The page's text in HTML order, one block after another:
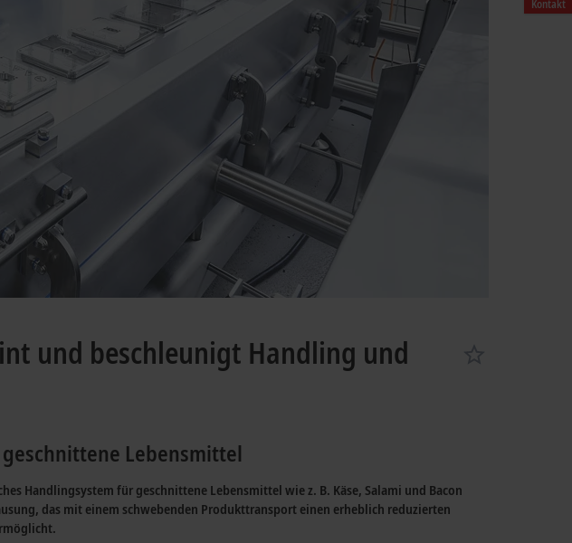
Kontakt
und beschleunigt Handling und
Lebensmittel
Handlingsystem für geschnittene Lebensmittel wie z. B. Käse, Salami und Bacon
das mit einem schwebenden Produkttransport einen erheblich reduzierten